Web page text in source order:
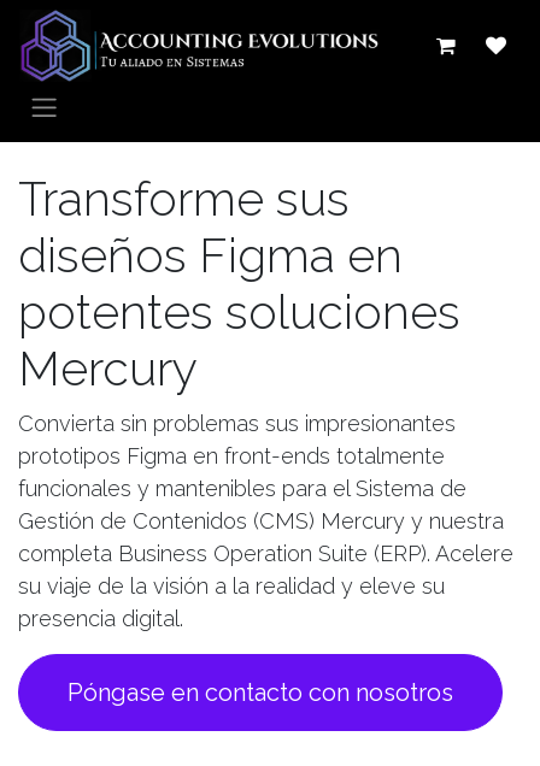
Ir al contenido
Transforme sus
diseños Figma en
potentes soluciones
Mercury
Convierta sin problemas sus impresionantes
prototipos Figma en front-ends totalmente
funcionales y mantenibles para el Sistema de
Gestión de Contenidos (CMS) Mercury y nuestra
completa Business Operation Suite (ERP). Acelere
su viaje de la visión a la realidad y eleve su
presencia digital.
Póngase en contacto con nosotros